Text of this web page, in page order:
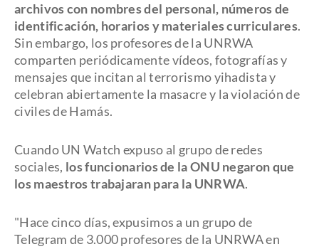
archivos con nombres del personal, números de
identificación, horarios y materiales curriculares.
Sin embargo, los profesores de la UNRWA
comparten periódicamente vídeos, fotografías y
mensajes que incitan al terrorismo yihadista y
celebran abiertamente la masacre y la violación de
civiles de Hamás.
Cuando UN Watch expuso al grupo de redes
sociales, los funcionarios de la ONU negaron que
los maestros trabajaran para la UNRWA.
"Hace cinco días, expusimos a un grupo de
Telegram de 3.000 profesores de la UNRWA en